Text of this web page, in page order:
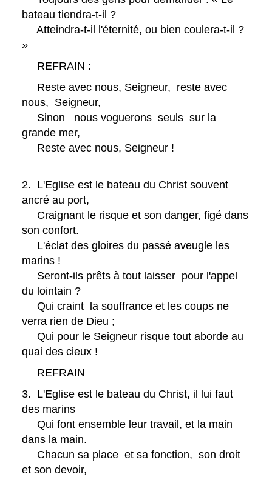
bateau tiendra-t-il ?
Atteindra-t-il l'éternité, ou bien coulera-t-il ?
»
REFRAIN :
Reste avec nous, Seigneur, reste avec
nous, Seigneur,
Sinon nous voguerons seuls sur la
grande mer,
Reste avec nous, Seigneur !
2. L'Eglise est le bateau du Christ souvent
ancré au port,
Craignant le risque et son danger, figé dans
son confort.
L'éclat des gloires du passé aveugle les
marins !
Seront-ils prêts à tout laisser pour l'appel
du lointain ?
Qui craint la souffrance et les coups ne
verra rien de Dieu ;
Qui pour le Seigneur risque tout aborde au
quai des cieux !
REFRAIN
3. L'Eglise est le bateau du Christ, il lui faut
des marins
Qui font ensemble leur travail, et la main
dans la main.
Chacun sa place et sa fonction, son droit
et son devoir,